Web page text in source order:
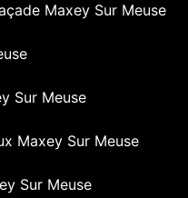
Maxey Sur Meuse
Sur Meuse
Maxey Sur Meuse
Sur Meuse